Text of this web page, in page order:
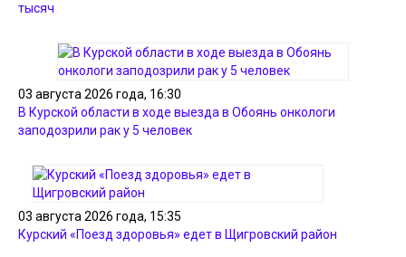
тысяч
03 августа 2026 года, 16:30
В Курской области в ходе выезда в Обоянь онкологи
заподозрили рак у 5 человек
03 августа 2026 года, 15:35
Курский «Поезд здоровья» едет в Щигровский район